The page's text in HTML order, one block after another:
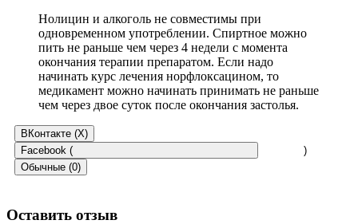
Нолицин и алкоголь не совместимы при
одновременном употреблении. Спиртное можно
пить не раньше чем через 4 недели с момента
окончания терапии препаратом. Если надо
начинать курс лечения норфлоксацином, то
медикамент можно начинать принимать не раньше
чем через двое суток после окончания застолья.
ВКонтакте (X)
Facebook (
)
Обычные (0)
Оставить отзыв